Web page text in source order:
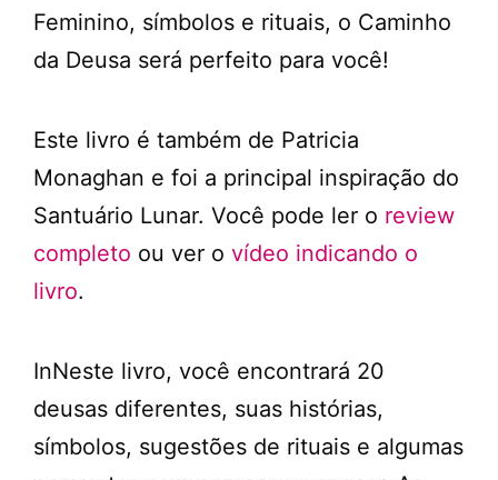
Feminino, símbolos e rituais, o Caminho
da Deusa será perfeito para você!
Este livro é também de Patricia
Monaghan e foi a principal inspiração do
Santuário Lunar. Você pode ler o review
completo ou ver o vídeo indicando o
livro.
InNeste livro, você encontrará 20
deusas diferentes, suas histórias,
símbolos, sugestões de rituais e algumas